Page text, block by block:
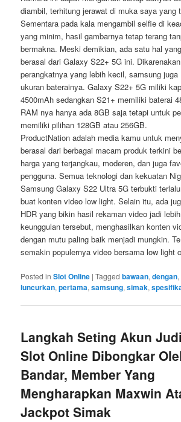
diambil, terhitung jerawat di muka saya yang
Sementara pada kala mengambil selfie di
yang minim, hasil gambarnya tetap terang
bermakna. Meski demikian, ada satu hal
berasal dari Galaxy S22+ 5G ini.
perangkatnya yang lebih kecil, samsung juga
ukuran baterainya. Galaxy S22+ 5G miliki
4500mAh sedangkan S21+ memiliki baterai
RAM nya hanya ada 8GB saja tetapi untuk
memiliki pilihan 128GB atau 256GB.
ProductNation adalah media kamu untuk
berasal dari berbagai macam produk terkini
harga yang terjangkau, moderen, dan juga
pengguna. Semua teknologi dan kekuatan
Samsung Galaxy S22 Ultra 5G terbukti
buat konten video low light. Selain itu, ada
HDR yang bikin hasil rekaman video jadi
keunggulan tersebut, menghasilkan konten
dengan mutu paling baik menjadi mungkin.
semakin populernya video bersama low light
Posted in Slot Online |Tagged bawaan,dengan,
luncurkan,pertama,samsung,simak,
Langkah Seting Akun Judi
Slot Online Dibongkar
Bandar, Member Yang
Mengharapkan Maxwin
Jackpot Simak